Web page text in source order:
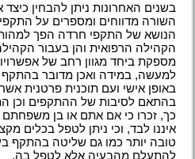
בשנים האחרונות ניתן להבחין כיצד
השורה מדווחים ומספרים על
הנושא של התקפי חרדה הפך
הקהילה הרפואית והן בעבור
מספקת ביחד מגוון רחב של
למעשה, במידה ואכן מדובר
באופן אישי ועם תוכנית פרטנית
בהתאם לסיבות של ההתקפים וכן
כך, זכרו כי אם אתם או בן
איננו לבד, וכי ניתן לטפל בכלים
טובה יותר כמו גם שליטה בהתקף
להתעלם מהבעיה אלא לטפל בה.